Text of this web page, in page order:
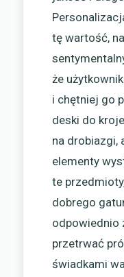
tę wartość,
że
i chętniej go
deski do
na drobiazgi,
elementy
te
dobrego
odpowiednio
przetrwać
świadkami